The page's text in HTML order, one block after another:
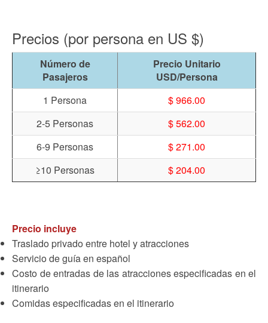
Precios (por persona en US $)
Número de
Pasajeros
Precio Unitario
USD/Persona
1 Persona
$ 966.00
2-5 Personas
$ 562.00
6-9 Personas
$ 271.00
≥10 Personas
$ 204.00
Precio incluye
Traslado privado entre hotel y atracciones
Servicio de guía en español
Costo de entradas de las atracciones especificadas en el
itinerario
Comidas especificadas en el itinerario